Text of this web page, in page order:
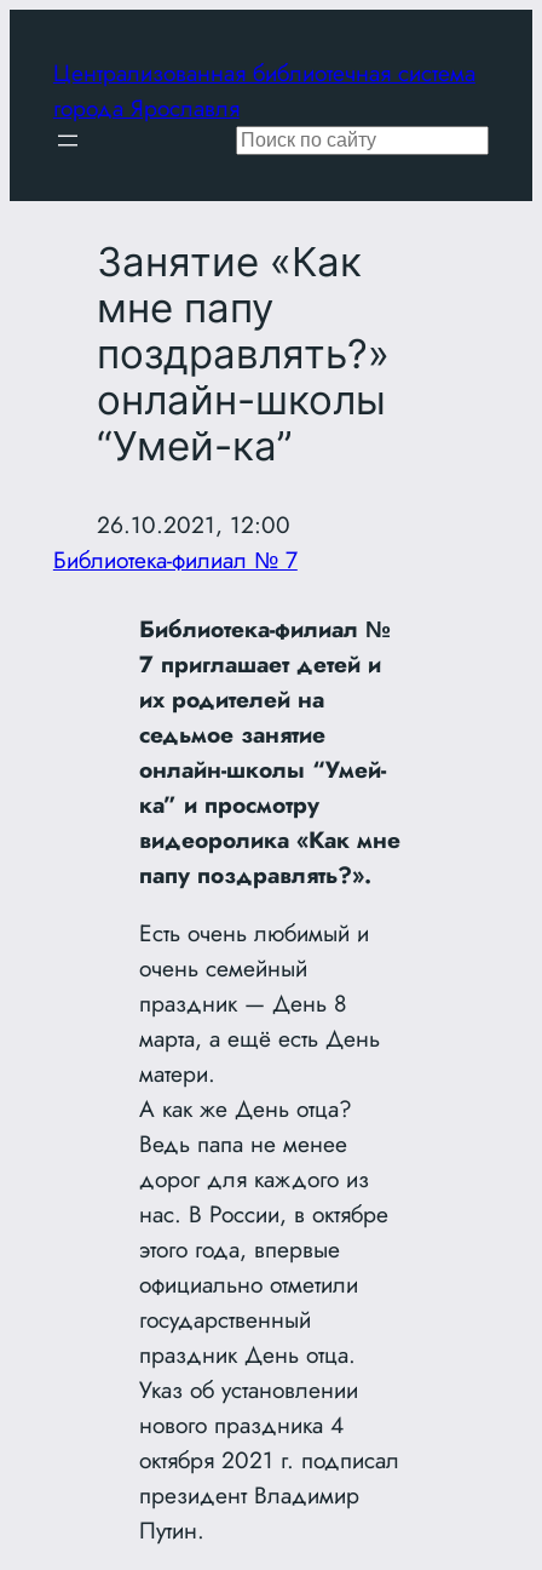
содержимому
Централизованная библиотечная система
города Ярославля
Поиск
Занятие «Как
мне папу
поздравлять?»
онлайн-школы
“Умей-ка”
26.10.2021, 12:00
Библиотека-филиал № 7
Библиотека-филиал №
7 приглашает детей и
их родителей на
седьмое занятие
онлайн-школы “Умей-
ка” и просмотру
видеоролика «Как мне
папу поздравлять?».
Есть очень любимый и
очень семейный
праздник — День 8
марта, а ещё есть День
матери.
А как же День отца?
Ведь папа не менее
дорог для каждого из
нас. В России, в октябре
этого года, впервые
официально отметили
государственный
праздник День отца.
Указ об установлении
нового праздника 4
октября 2021 г. подписал
президент Владимир
Путин.